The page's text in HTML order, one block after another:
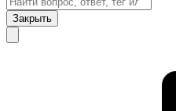
Закрыть